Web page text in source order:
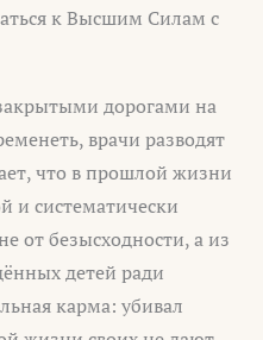
к Высшим Силам с
дорогами на
врачи разводят
что в прошлой жизни
и систематически
от безысходности, а из
детей ради
карма: убивал